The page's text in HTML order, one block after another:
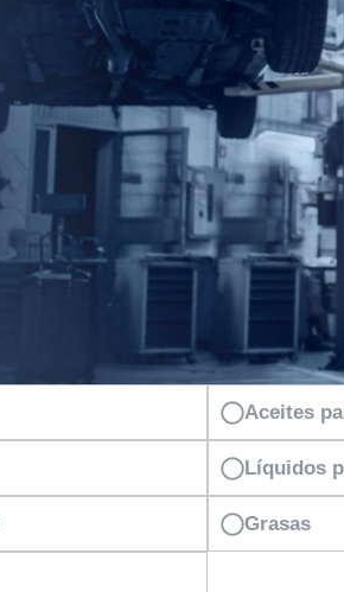
Aceites
Líquidos
Grasas